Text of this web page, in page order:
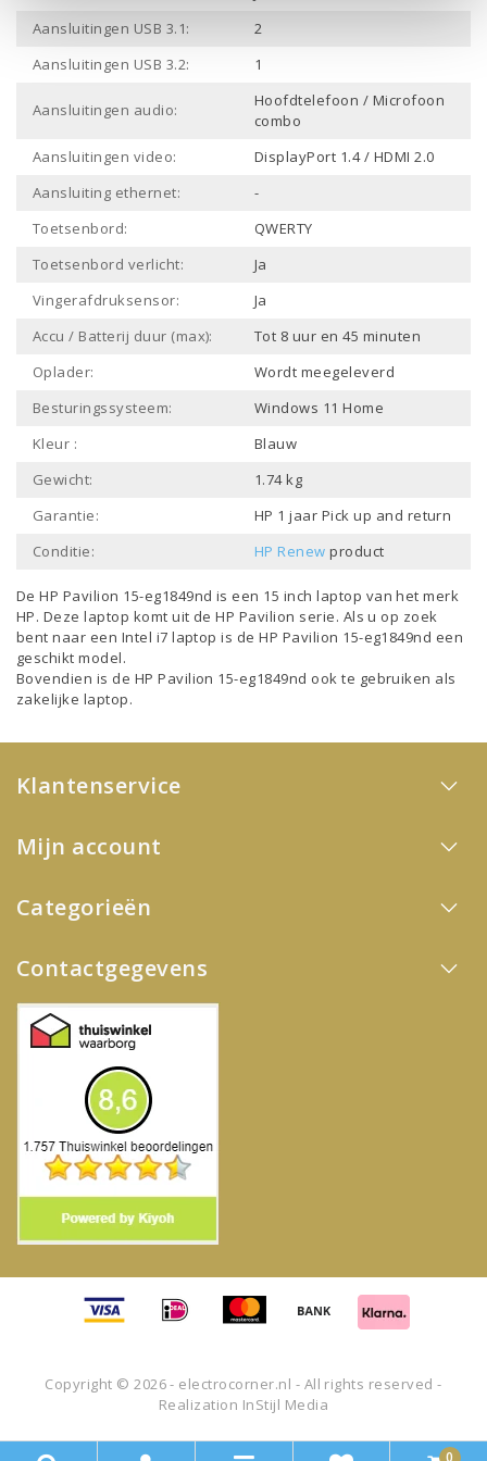
Aansluitingen USB 3.1:
2
Aansluitingen USB 3.2:
1
Aansluitingen audio:
Hoofdtelefoon / Microfoon
combo
Aansluitingen video:
DisplayPort 1.4 / HDMI 2.0
Aansluiting ethernet:
-
Toetsenbord:
QWERTY
Toetsenbord verlicht:
Ja
Vingerafdruksensor:
Ja
Accu / Batterij duur (max):
Tot 8 uur en 45 minuten
Oplader:
Wordt meegeleverd
Besturingssysteem:
Windows 11 Home
Kleur :
Blauw
Gewicht:
1.74 kg
Garantie:
HP 1 jaar Pick up and return
Conditie:
HP Renew product
De HP Pavilion 15-eg1849nd is een 15 inch laptop van het merk
HP. Deze laptop komt uit deHP Pavilion serie. Als u op zoek
bent naar een Intel i7 laptopis de HP Pavilion 15-eg1849nd een
geschikt model.
Bovendien is de HP Pavilion 15-eg1849nd ook te gebruiken als
zakelijke laptop.
Klantenservice
Mijn account
Categorieën
Contactgegevens
Copyright © 2026 - electrocorner.nl - All rights reserved -
Realization InStijl Media
0